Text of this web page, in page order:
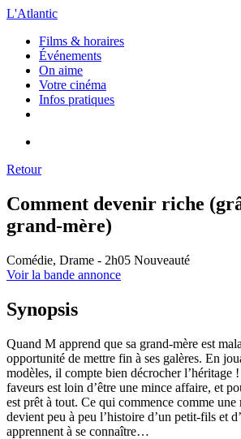
L'Atlantic
Films & horaires
Événements
On aime
Votre cinéma
Infos pratiques
Retour
Comment devenir riche
grand-mère)
Comédie, Drame - 2h05 Nouveauté
Voir la bande annonce
Synopsis
Quand M apprend que sa grand-mère est
opportunité de mettre fin à ses galères. En
modèles, il compte bien décrocher l’héritage
faveurs est loin d’être une mince affaire, et
est prêt à tout. Ce qui commence comme une
devient peu à peu l’histoire d’un petit-fils et
apprennent à se connaître…